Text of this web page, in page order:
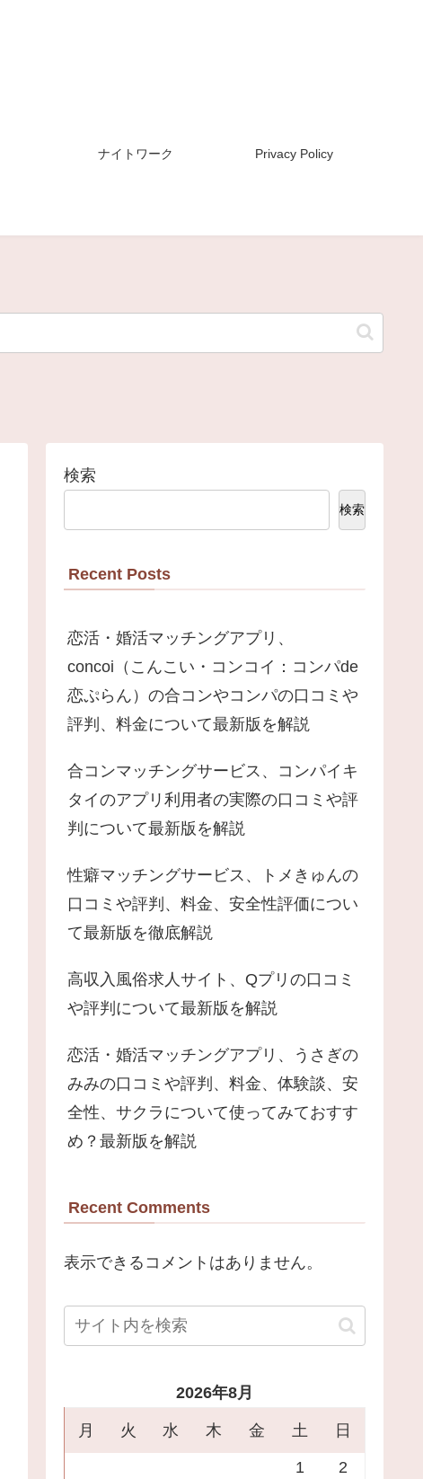
ナイトワーク Privacy Policy
検索
検索
Recent Posts
恋活・婚活マッチングアプリ、
concoi（こんこい・コンコイ：コンパde
恋ぷらん）の合コンやコンパの口コミや
評判、料金について最新版を解説
合コンマッチングサービス、コンパイキ
タイのアプリ利用者の実際の口コミや評
判について最新版を解説
性癖マッチングサービス、トメきゅんの
口コミや評判、料金、安全性評価につい
て最新版を徹底解説
高収入風俗求人サイト、Qプリの口コミ
や評判について最新版を解説
恋活・婚活マッチングアプリ、うさぎの
みみの口コミや評判、料金、体験談、安
全性、サクラについて使ってみておすす
め？最新版を解説
Recent Comments
表示できるコメントはありません。
2026年8月
月 火 水 木 金 土 日
1
2